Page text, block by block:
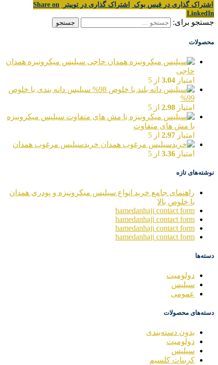
اشتراک گذاری در فیس بوک اشتراک گذاری در توییتر
Share on
LinkedIn
جستجو برای:
محصولات
سیلیس میکرونیزه همدان
حاجی
امتیاز 3.04 از 5
سیلیس دانه بندی با خلوص
99%
امتیاز 2.98 از 5
سیلیس میکرونیزه
با مش های متفاوت
امتیاز 2.97 از 5
خریدسیلیس مرغوب همدان
امتیاز 3.36 از 5
نوشته‌های تازه
راهنمای جامع خرید انواع سیلیس میکرونیزه و پودری همدان
با خلوص بالا
hamedanhaji contact form
hamedanhaji contact form
hamedanhaji contact form
hamedanhaji contact form
دسته‌ها
دولومیت
سیلیس
عمومی
دسته‌های محصولات
بدون دسته‌بندی
دولومیت
سیلیس
کربنات کلسیم